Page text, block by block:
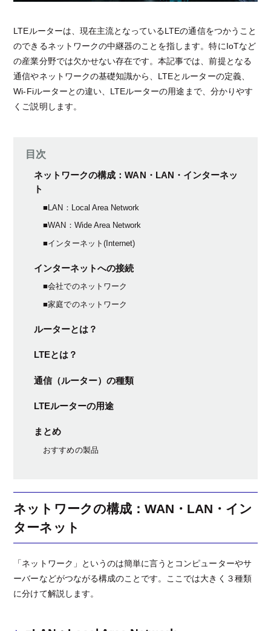
LTEルーターは、現在主流となっているLTEの通信をつかうこと
のできるネットワークの中継器のことを指します。特にIoTなど
の産業分野では欠かせない存在です。本記事では、前提となる
通信やネットワークの基礎知識から、LTEとルーターの定義、
Wi-Fiルーターとの違い、LTEルーターの用途まで、分かりやす
くご説明します。
目次
ネットワークの構成：WAN・LAN・インターネッ
ト
■LAN：Local Area Network
■WAN：Wide Area Network
■インターネット(Internet)
インターネットへの接続
■会社でのネットワーク
■家庭でのネットワーク
ルーターとは？
LTEとは？
通信（ルーター）の種類
LTEルーターの用途
まとめ
おすすめの製品
ネットワークの構成：WAN・LAN・イン
ターネット
「ネットワーク」というのは簡単に言うとコンピューターやサ
ーバーなどがつながる構成のことです。ここでは大きく３種類
に分けて解説します。